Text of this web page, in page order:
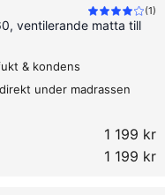
(1)
ventilerande matta till
& kondens
under madrassen
1 199 kr
1 199 kr